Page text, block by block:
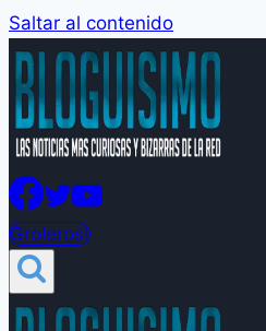
Saltar al contenido
Groleros!